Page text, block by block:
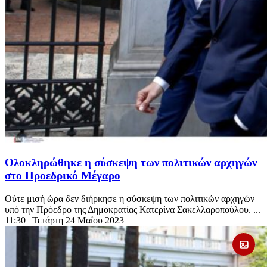
Ολοκληρώθηκε η σύσκεψη των πολιτικών αρχηγών
στο Προεδρικό Μέγαρο
Ούτε μισή ώρα δεν διήρκησε η σύσκεψη των πολιτικών αρχηγών
υπό την Πρόεδρο της Δημοκρατίας Κατερίνα Σακελλαροπούλου. ...
11:30 | Τετάρτη 24 Μαΐου 2023